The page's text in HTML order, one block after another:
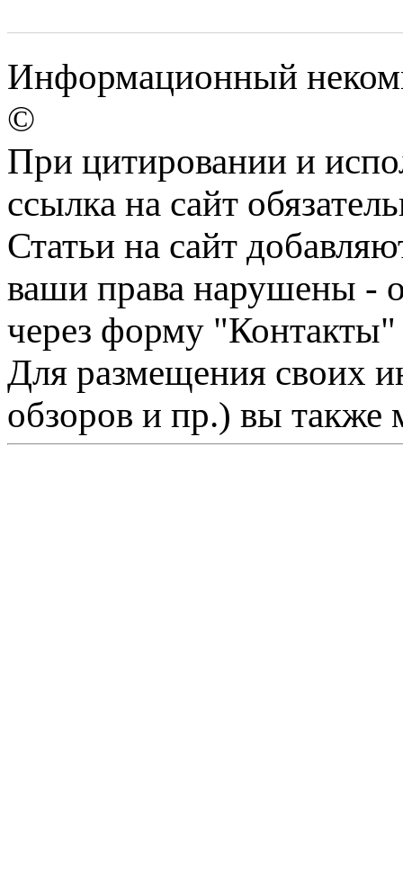
Информационный
©
При цитировании и
ссылка на сайт
Статьи на сайт
ваши права нарушены -
через форму "Контакты"
Для размещения своих
обзоров и пр.) вы также